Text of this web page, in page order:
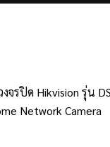
จรปิด Hikvision รุ่น
Network Camera